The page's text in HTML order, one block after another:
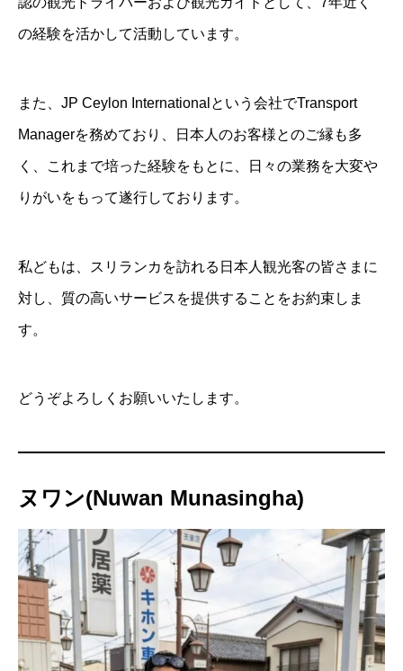
の経験を活かして活動しています。
また、JP Ceylon Internationalという会社でTransport
Managerを務めており、日本人のお客様とのご縁も多
く、これまで培った経験をもとに、日々の業務を大変や
りがいをもって遂行しております。
私どもは、スリランカを訪れる日本人観光客の皆さまに
対し、質の高いサービスを提供することをお約束しま
す。
どうぞよろしくお願いいたします。
ヌワン(Nuwan Munasingha)